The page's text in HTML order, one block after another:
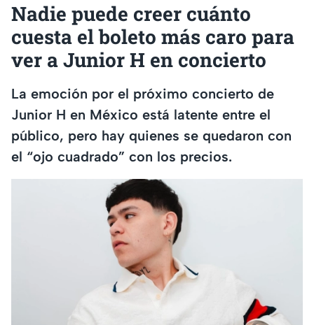
Nadie puede creer cuánto
cuesta el boleto más caro para
ver a Junior H en concierto
La emoción por el próximo concierto de
Junior H en México está latente entre el
público, pero hay quienes se quedaron con
el “ojo cuadrado” con los precios.